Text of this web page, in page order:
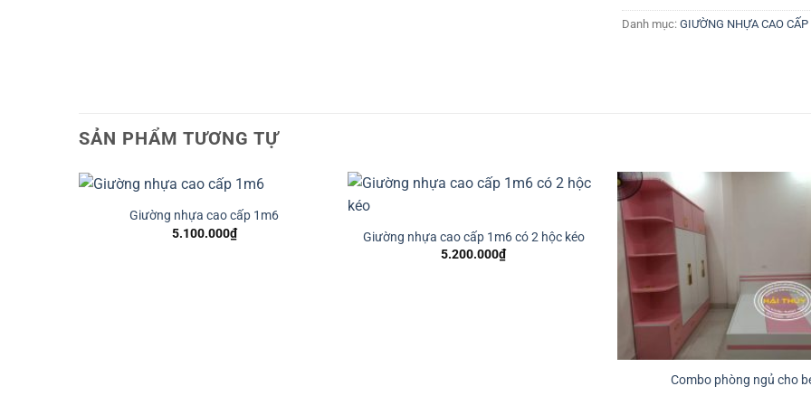
Danh mục: GIƯỜNG NHỰA CAO CẤP
SẢN PHẨM TƯƠNG TỰ
Giường nhựa cao cấp 1m6
5.100.000₫
Giường nhựa cao cấp 1m6 có 2 hộc kéo
5.200.000₫
Combo phòng ngủ cho